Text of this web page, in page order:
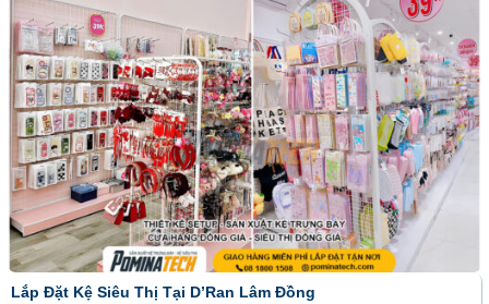
Lắp Đặt Kệ Siêu Thị Tại D’Ran Lâm Đồng